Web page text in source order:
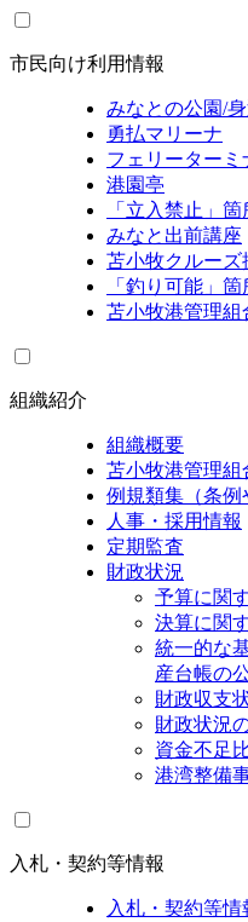
市民向け利用情報
みなとの公園/
勇払マリーナ
フェリーターミ
港園亭
「立入禁止」箇
みなと出前講座
苫小牧クルーズ
「釣り可能」箇
苫小牧港管理組
組織紹介
組織概要
苫小牧港管理組
例規類集（条例
人事・採用情報
定期監査
財政状況
予算に関
決算に関
統一的な
産台帳の
財政収支
財政状況
資金不足
港湾整備
入札・契約等情報
入札・契約等情